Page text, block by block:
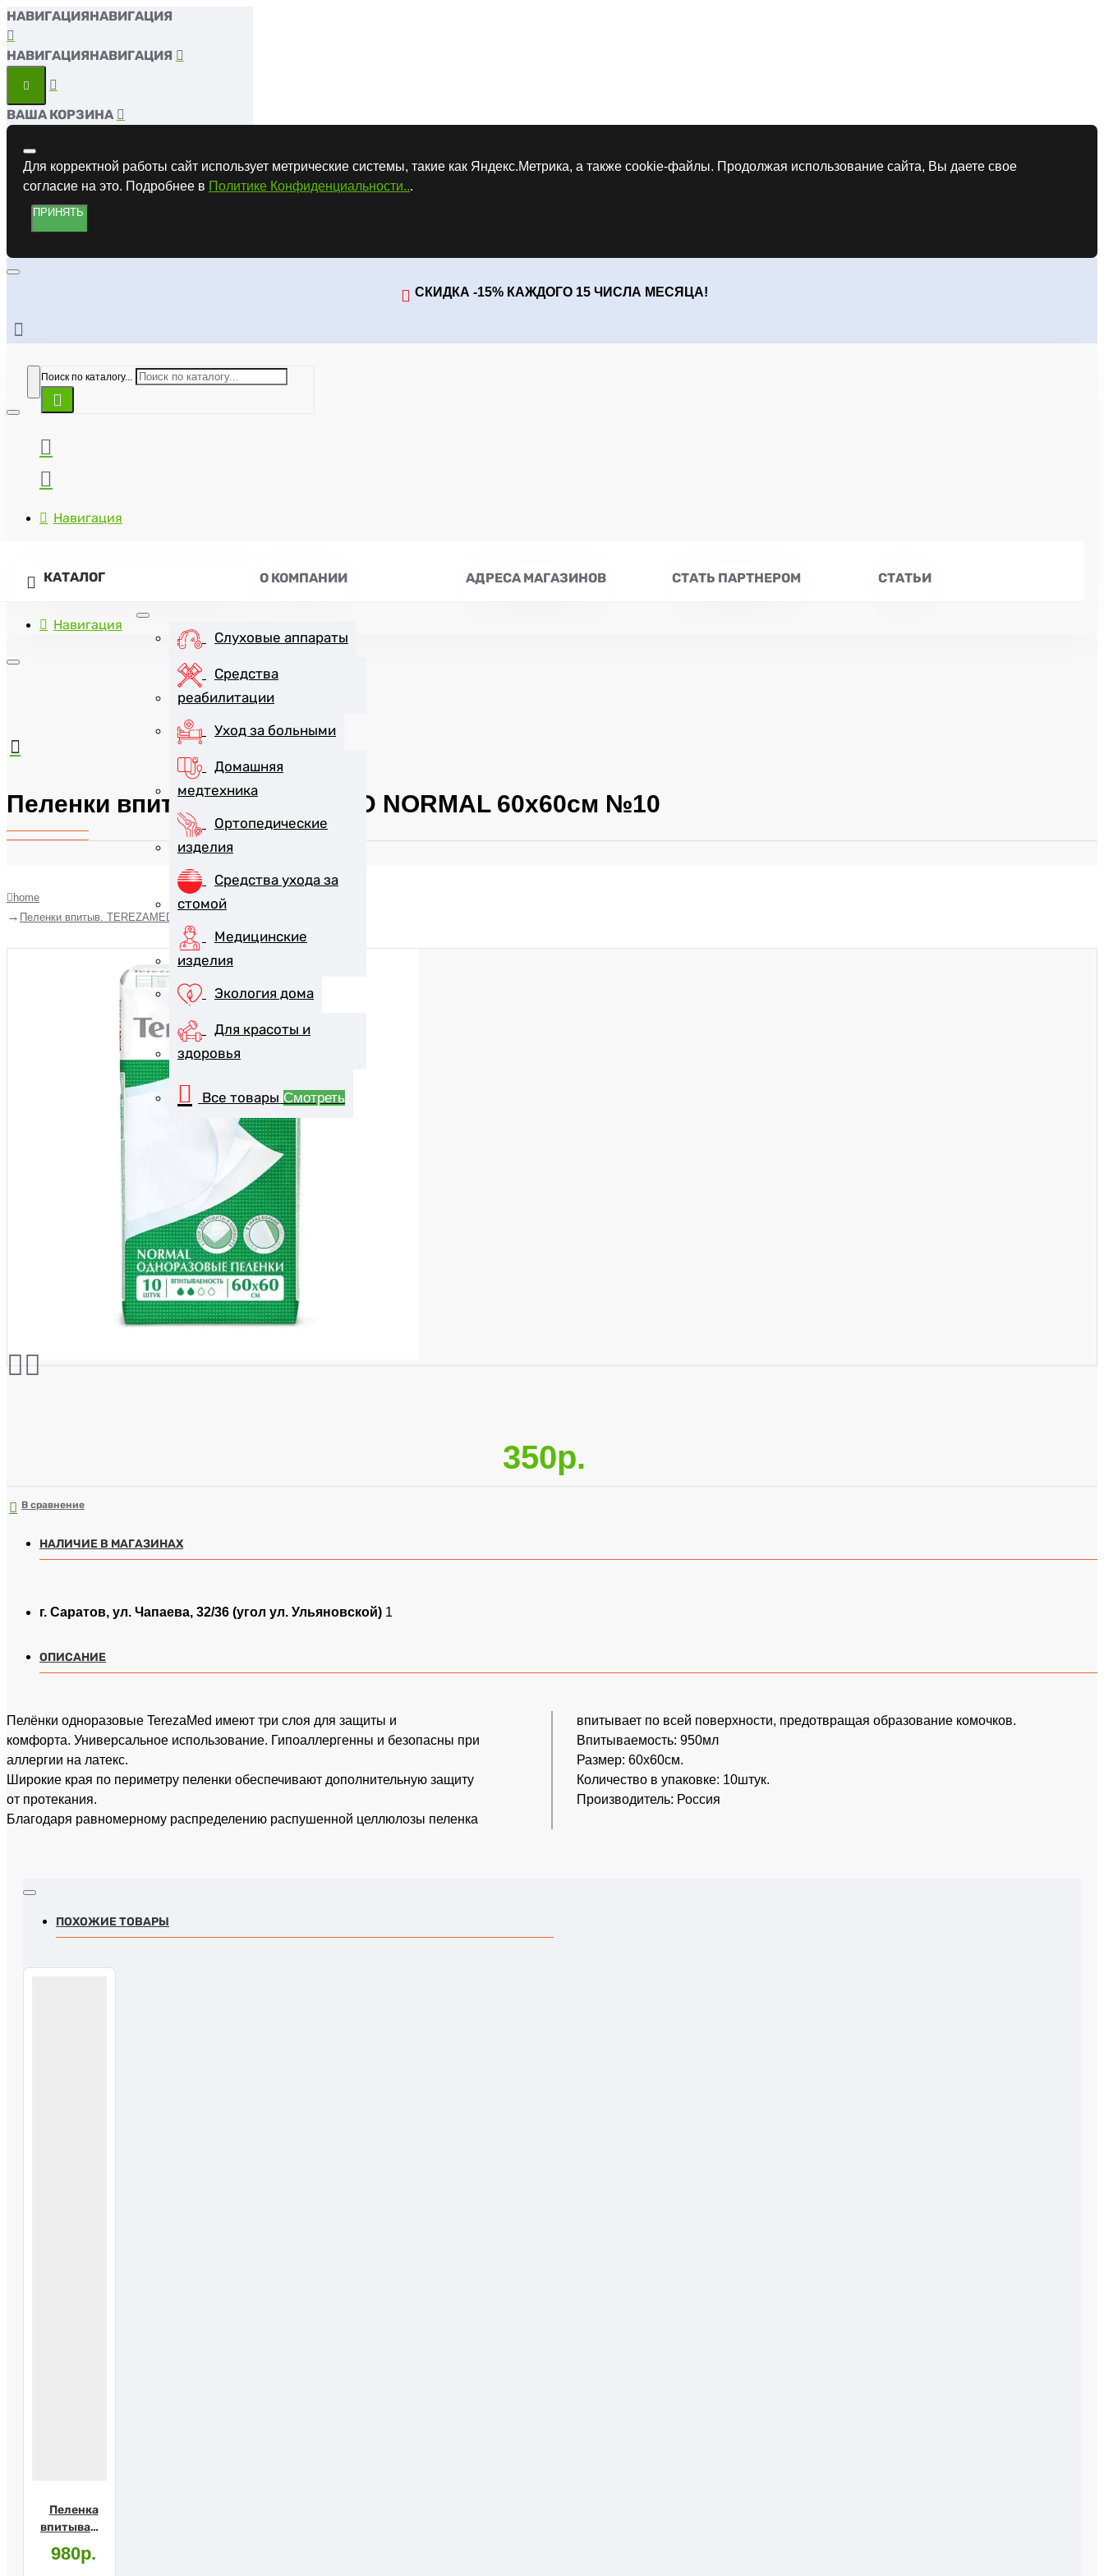
НАВИГАЦИЯ
НАВИГАЦИЯ
ВАША КОРЗИНА
Для корректной работы сайт использует метрические системы, такие как Яндекс.Метрика, а также cookie-файлы. Продолжая использование сайта, Вы даете свое
согласие на это. Подробнее в Политике Конфиденциальности...
ПРИНЯТЬ
СКИДКА -15% КАЖДОГО 15 ЧИСЛА МЕСЯЦА!
Поиск по каталогу...
Навигация
КАТАЛОГ
Слуховые аппараты
Средства
реабилитации
Уход за больными
Домашняя
медтехника
Ортопедические
изделия
Средства ухода за
стомой
Медицинские
изделия
Экология дома
Для красоты и
здоровья
Все товары Смотреть
О КОМПАНИИ АДРЕСА МАГАЗИНОВ СТАТЬ ПАРТНЕРОМ СТАТЬИ
Навигация
Пеленки впитыв. TEREZAMED NORMAL 60х60см №10
home
Пеленки впитыв. TEREZAMED NORMAL 60х60см №10
350р.
В сравнение
НАЛИЧИЕ В МАГАЗИНАХ
г. Саратов, ул. Чапаева, 32/36 (угол ул. Ульяновской) 1
ОПИСАНИЕ
Пелёнки одноразовые TerezaMed имеют три слоя для защиты и
комфорта. Универсальное использование. Гипоаллергенны и безопасны при
аллергии на латекс.
Широкие края по периметру пеленки обеспечивают дополнительную защиту
от протекания.
Благодаря равномерному распределению распушенной целлюлозы пеленка
впитывает по всей поверхности, предотвращая образование комочков.
Впитываемость: 950мл
Размер: 60х60см.
Количество в упаковке: 10штук.
Производитель: Россия
ПОХОЖИЕ ТОВАРЫ
Пеленка
впитывающая
LUXSAN
80х180см
980р.